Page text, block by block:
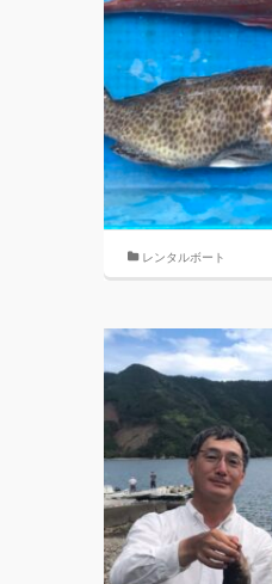
レンタルボート